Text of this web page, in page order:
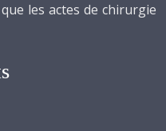
les actes de chirurgie